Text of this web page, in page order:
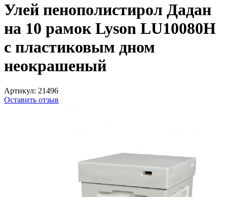
Улей пенополистирол Дадан
на 10 рамок Lyson LU10080H
с пластиковым дном
неокрашеный
Артикул: 21496
Оставить отзыв